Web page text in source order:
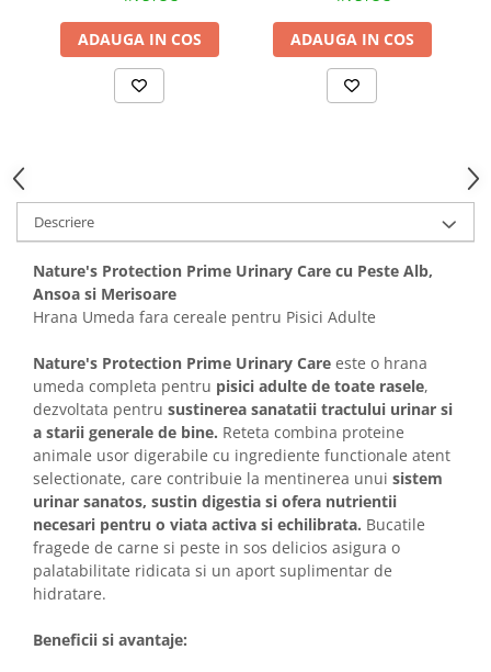
Hrana Raw
Nisip, Silicat si Asternuturi pentru
Jucarii Pisici
Genti, Custi Transport
Castroane, Boluri si Accesorii
Antiparazitare
Solutii educative si antistres
Diete Veterinare Pisici
ADAUGA IN COS ADAUGA IN COS
Descriere
Nature's Protection Prime Urinary Care cu Peste Alb,
Ansoa si Merisoare
Hrana Umeda fara cereale pentru Pisici Adulte
Nature's Protection Prime Urinary Care este o hrana
umeda completa pentru pisici adulte de toate rasele,
dezvoltata pentru sustinerea sanatatii tractului urinar si
a starii generale de bine. Reteta combina proteine
animale usor digerabile cu ingrediente functionale atent
selectionate, care contribuie la mentinerea unui sistem
urinar sanatos, sustin digestia si ofera nutrientii
necesari pentru o viata activa si echilibrata. Bucatile
fragede de carne si peste in sos delicios asigura o
palatabilitate ridicata si un aport suplimentar de
hidratare.
Beneficii si avantaje: